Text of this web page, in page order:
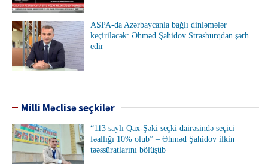
AŞPA-da Azərbaycanla bağlı dinləmələr
keçiriləcək: Əhməd Şahidov Strasburqdan şərh
edir
Milli Məclisə seçkilər
“113 saylı Qax-Şəki seçki dairəsində seçici
fəallığı 10% olub” – Əhməd Şahidov ilkin
təəssüratlarını bölüşüb